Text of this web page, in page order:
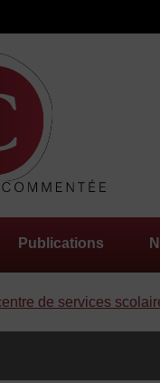
Publications
de services